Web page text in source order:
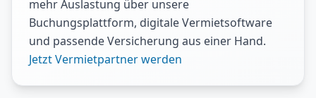
mehr Auslastung über unsere
Buchungsplattform, digitale Vermietsoftware
und passende Versicherung aus einer Hand.
Jetzt Vermietpartner werden